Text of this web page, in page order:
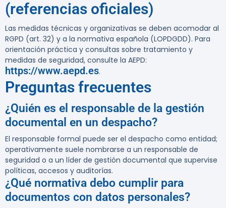
(referencias oficiales)
Las medidas técnicas y organizativas se deben acomodar al
RGPD (art. 32) y a la normativa española (LOPDGDD). Para
orientación práctica y consultas sobre tratamiento y
medidas de seguridad, consulte la AEPD:
https://www.aepd.es.
Preguntas frecuentes
¿Quién es el responsable de la gestión
documental en un despacho?
El responsable formal puede ser el despacho como entidad;
operativamente suele nombrarse a un responsable de
seguridad o a un líder de gestión documental que supervise
políticas, accesos y auditorías.
¿Qué normativa debo cumplir para
documentos con datos personales?